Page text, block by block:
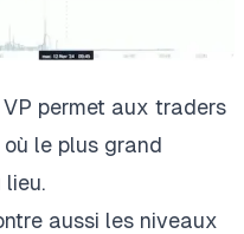
permet aux traders
le plus grand
aussi les niveaux